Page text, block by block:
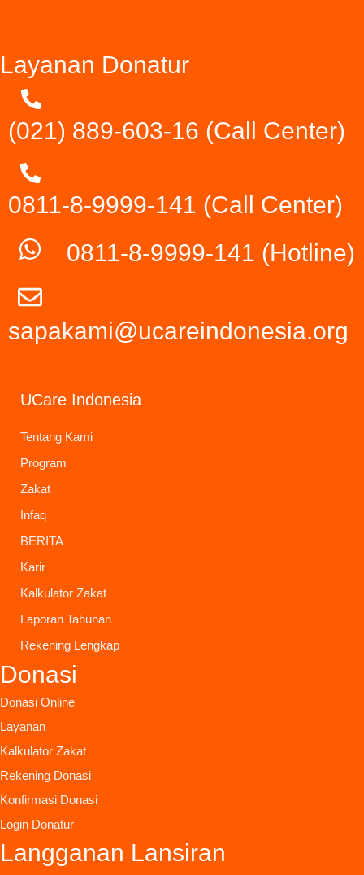
Layanan Donatur
(021) 889-603-16 (Call Center)
0811-8-9999-141 (Call Center)
0811-8-9999-141 (Hotline)
sapakami@ucareindonesia.org
UCare Indonesia
Tentang Kami
Program
Zakat
Infaq
BERITA
Karir
Kalkulator Zakat
Laporan Tahunan
Rekening Lengkap
Donasi
Donasi Online
Layanan
Kalkulator Zakat
Rekening Donasi
Konfirmasi Donasi
Login Donatur
Langganan Lansiran